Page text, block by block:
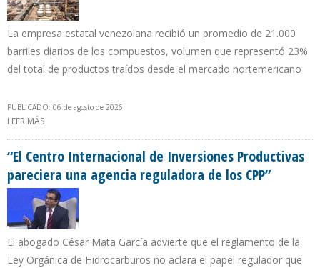
La empresa estatal venezolana recibió un promedio de 21.000
barriles diarios de los compuestos, volumen que representó 23%
del total de productos traídos desde el mercado nortemericano
PUBLICADO: 06 de agosto de 2026
LEER MÁS
“El Centro Internacional de Inversiones Productivas
pareciera una agencia reguladora de los CPP”
El abogado César Mata García advierte que el reglamento de la
Ley Orgánica de Hidrocarburos no aclara el papel regulador que